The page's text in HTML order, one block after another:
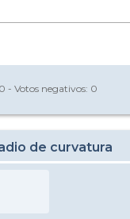
0 - Votos negativos: 0
de curvatura